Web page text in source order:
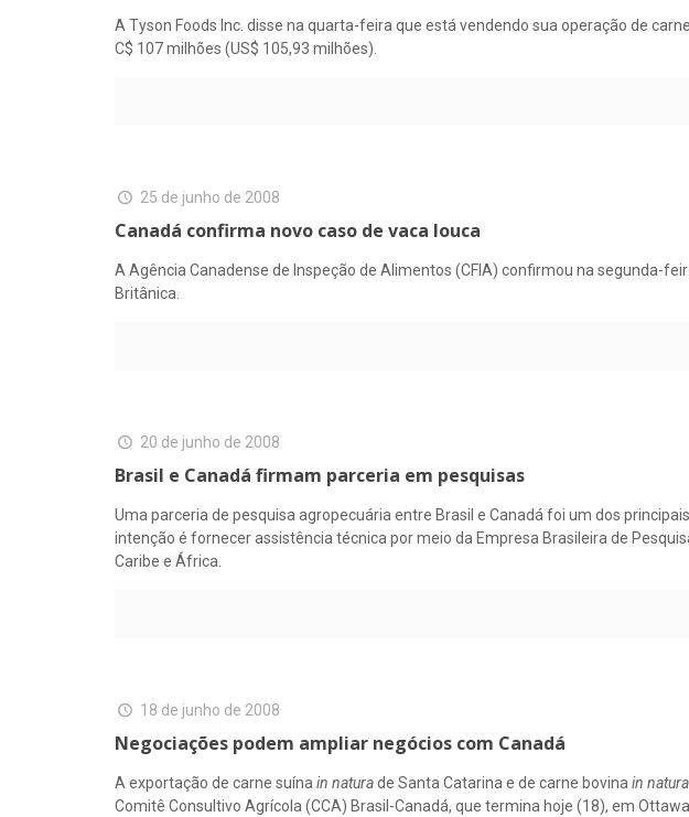
A Tyson Foods Inc. disse na quarta-feira que está vendendo sua operação de
C$ 107 milhões (US$ 105,93 milhões).
25 de junho de 2008
Canadá confirma novo caso de vaca louca
A Agência Canadense de Inspeção de Alimentos (CFIA) confirmou na segunda-
Britânica.
20 de junho de 2008
Brasil e Canadá firmam parceria em pesquisas
Uma parceria de pesquisa agropecuária entre Brasil e Canadá foi um dos
intenção é fornecer assistência técnica por meio da Empresa Brasileira de
Caribe e África.
18 de junho de 2008
Negociações podem ampliar negócios com Canadá
A exportação de carne suínain naturade Santa Catarina e de carne bovinain natura
Comitê Consultivo Agrícola (CCA) Brasil-Canadá, que termina hoje (18), em